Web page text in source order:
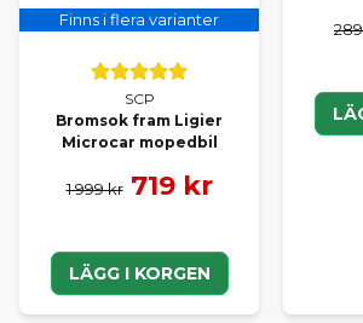
Finns i flera varianter
SCP
Bromsok fram Ligier
Microcar mopedbil
1 999 kr 719 kr
LÄGG I KORGEN